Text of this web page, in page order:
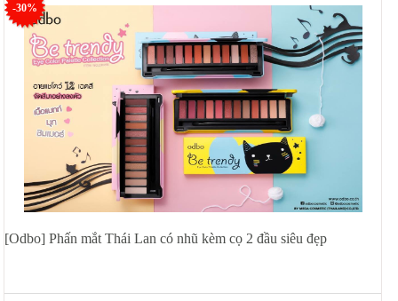
-30%
[Odbo] Phấn mắt Thái Lan có nhũ kèm cọ 2 đầu siêu đẹp